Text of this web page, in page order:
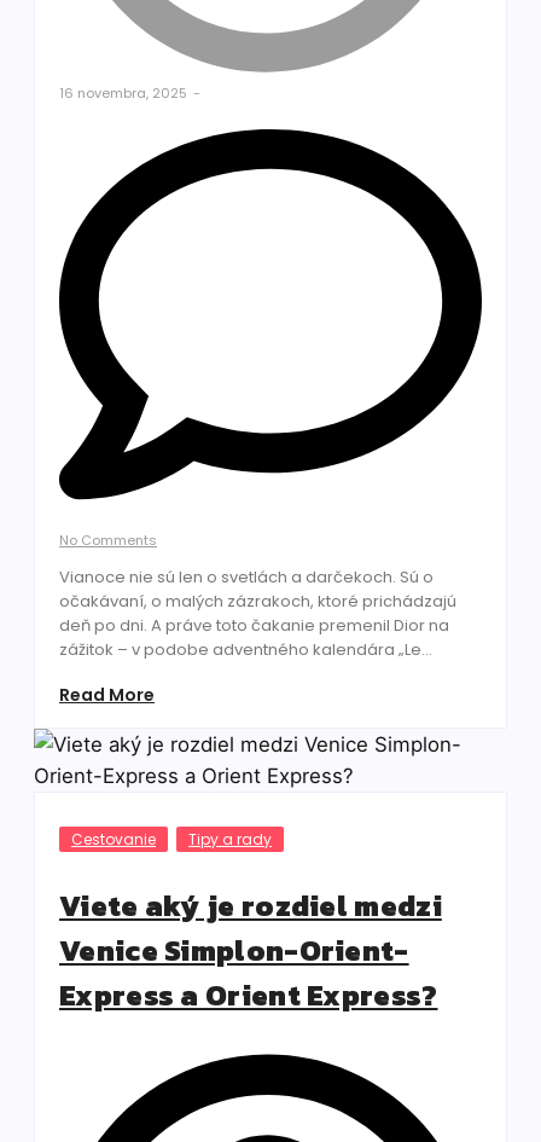
16 novembra, 2025 -
No Comments
Vianoce nie sú len o svetlách a darčekoch. Sú o
očakávaní, o malých zázrakoch, ktoré prichádzajú
deň po dni. A práve toto čakanie premenil Dior na
zážitok – v podobe adventného kalendára „Le...
Read More
Cestovanie Tipy a rady
Viete aký je rozdiel medzi
Venice Simplon-Orient-
Express a Orient Express?